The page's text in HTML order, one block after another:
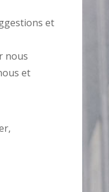
et
nous
et